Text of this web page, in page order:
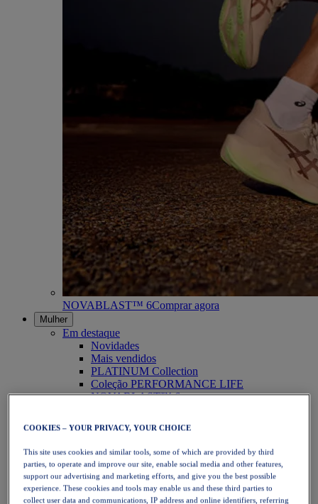
NOVABLAST™ 6Comprar agora
Mulher
Em destaque
Novidades
Mais vendidos
PLATINUM Collection
Coleção PERFORMANCE LIFE
NOVABLAST™ 6
Corrida
Corrida em trilho
Ténis
Voleibol
Andebol
Padel
Netball
COOKIES – YOUR PRIVACY, YOUR CHOICE
This site uses cookies and similar tools, some of which are provided by third
parties, to operate and improve our site, enable social media and other features,
support our advertising and marketing efforts, and give you the best possible
experience. These cookies and tools may enable us and these third parties to
collect user data and communications, IP address and online identifiers, referring